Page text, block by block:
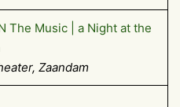
The Music | a Night at the
Zaandam